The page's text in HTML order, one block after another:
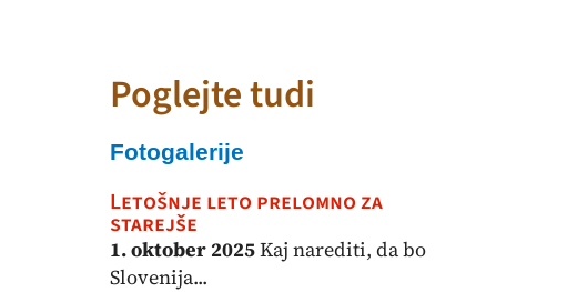
Poglejte tudi
Fotogalerije
Letošnje leto prelomno za
starejše
1. oktober 2025Kaj narediti, da bo
Slovenija...